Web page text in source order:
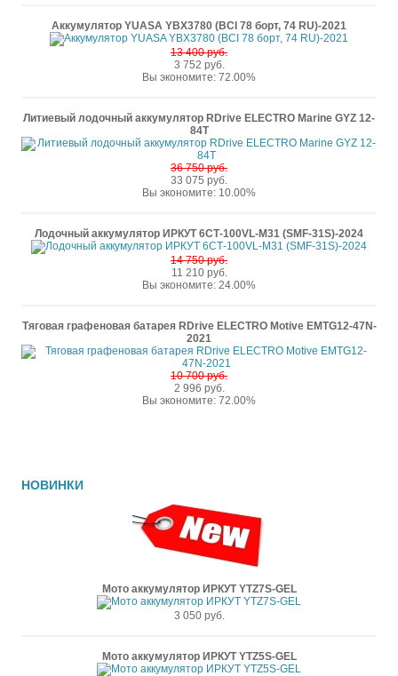
Аккумулятор YUASA YBX3780 (BCI 78 борт, 74 RU)-2021
13 400 руб.
3 752 руб.
Вы экономите: 72.00%
Литиевый лодочный аккумулятор RDrive ELECTRO Marine GYZ 12-
84T
36 750 руб.
33 075 руб.
Вы экономите: 10.00%
Лодочный аккумулятор ИРКУТ 6СТ-100VL-M31 (SMF-31S)-2024
14 750 руб.
11 210 руб.
Вы экономите: 24.00%
Тяговая графеновая батарея RDrive ELECTRO Motive EMTG12-47N-
2021
10 700 руб.
2 996 руб.
Вы экономите: 72.00%
НОВИНКИ
Мото аккумулятор ИРКУТ YTZ7S-GEL
3 050 руб.
Мото аккумулятор ИРКУТ YTZ5S-GEL